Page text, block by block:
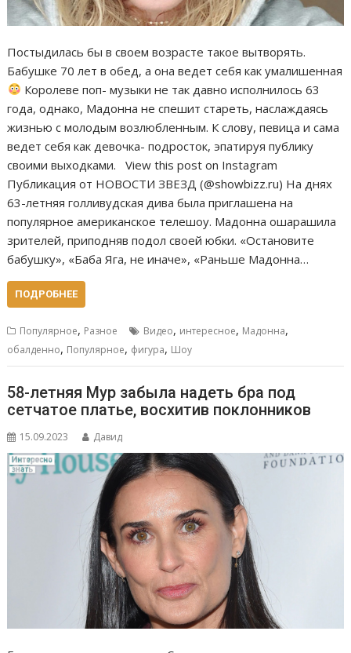
Постыдилась бы в своем возрасте такое вытворять.
Бабушке 70 лет в обед, а она ведет себя как умалишенная
Королеве поп- музыки не так давно исполнилось 63
года, однако, Мадонна не спешит стареть, наслаждаясь
жизнью с молодым возлюбленным. К слову, певица и сама
ведет себя как девочка- подросток, эпатируя публику
своими выходками. View this post on Instagram
Публикация от НОВОСТИ ЗВЕЗД (@showbizz.ru) На днях
63-летняя голливудская дива была приглашена на
популярное американское телешоу. Мадонна ошарашила
зрителей, приподняв подол своей юбки. «Остановите
бабушку», «Баба Яга, не иначе», «Раньше Мадонна…
ПОДРОБНЕЕ
Популярное, Разное Видео, интересное, Мадонна,
обалденно, Популярное, фигура, Шоу
58-летняя Мур забыла надеть бра под
сетчатое платье, восхитив поклонников
15.09.2023 Давид